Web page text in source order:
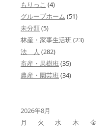
もりっこ (4)
グループホーム (51)
未分類(5)
林産・家事生活班(23)
法 人 (282)
畜産・果樹班(35)
農産・園芸班(34)
2026年8月
月
火 水 木 金